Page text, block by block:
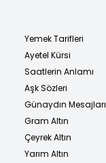
Yemek Tarifleri
Ayetel Kürsi
Saatlerin Anlamı
Aşk Sözleri
Günaydın Mesajları
Gram Altın
Çeyrek Altın
Yarım Altın